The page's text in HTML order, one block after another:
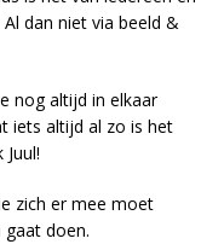
dan niet via beeld &
nog altijd in elkaar
iets altijd al zo is het
zich er mee moet
doen.